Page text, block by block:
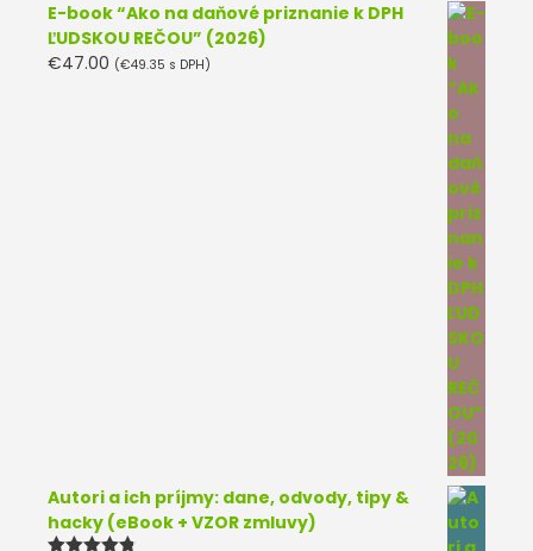
E-book “Ako na daňové priznanie k DPH
ĽUDSKOU REČOU” (2026)
€47.00 (€49.35 s DPH)
Autori a ich príjmy: dane, odvody, tipy &
hacky (eBook + VZOR zmluvy)